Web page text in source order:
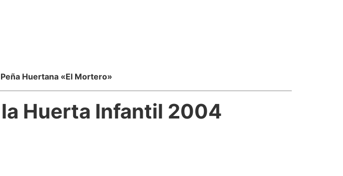
Huertana «El Mortero»
la Huerta Infantil 2004